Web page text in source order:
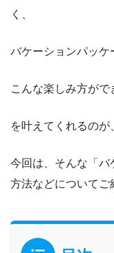
く、
バケーションパッケ
こんな楽しみ方がで
を叶えてくれるの
今回は、そんな「バ
方法などについてご